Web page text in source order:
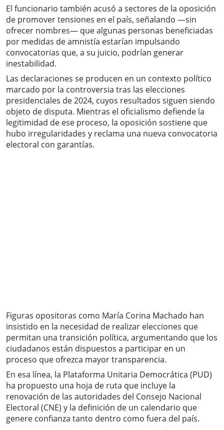
El funcionario también acusó a sectores de la oposición
de promover tensiones en el país, señalando —sin
ofrecer nombres— que algunas personas beneficiadas
por medidas de amnistía estarían impulsando
convocatorias que, a su juicio, podrían generar
inestabilidad.
Las declaraciones se producen en un contexto político
marcado por la controversia tras las elecciones
presidenciales de 2024, cuyos resultados siguen siendo
objeto de disputa. Mientras el oficialismo defiende la
legitimidad de ese proceso, la oposición sostiene que
hubo irregularidades y reclama una nueva convocatoria
electoral con garantías.
Figuras opositoras como María Corina Machado han
insistido en la necesidad de realizar elecciones que
permitan una transición política, argumentando que los
ciudadanos están dispuestos a participar en un
proceso que ofrezca mayor transparencia.
En esa línea, la Plataforma Unitaria Democrática (PUD)
ha propuesto una hoja de ruta que incluye la
renovación de las autoridades del Consejo Nacional
Electoral (CNE) y la definición de un calendario que
genere confianza tanto dentro como fuera del país.